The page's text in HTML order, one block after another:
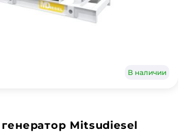
В наличии
Mitsudiesel